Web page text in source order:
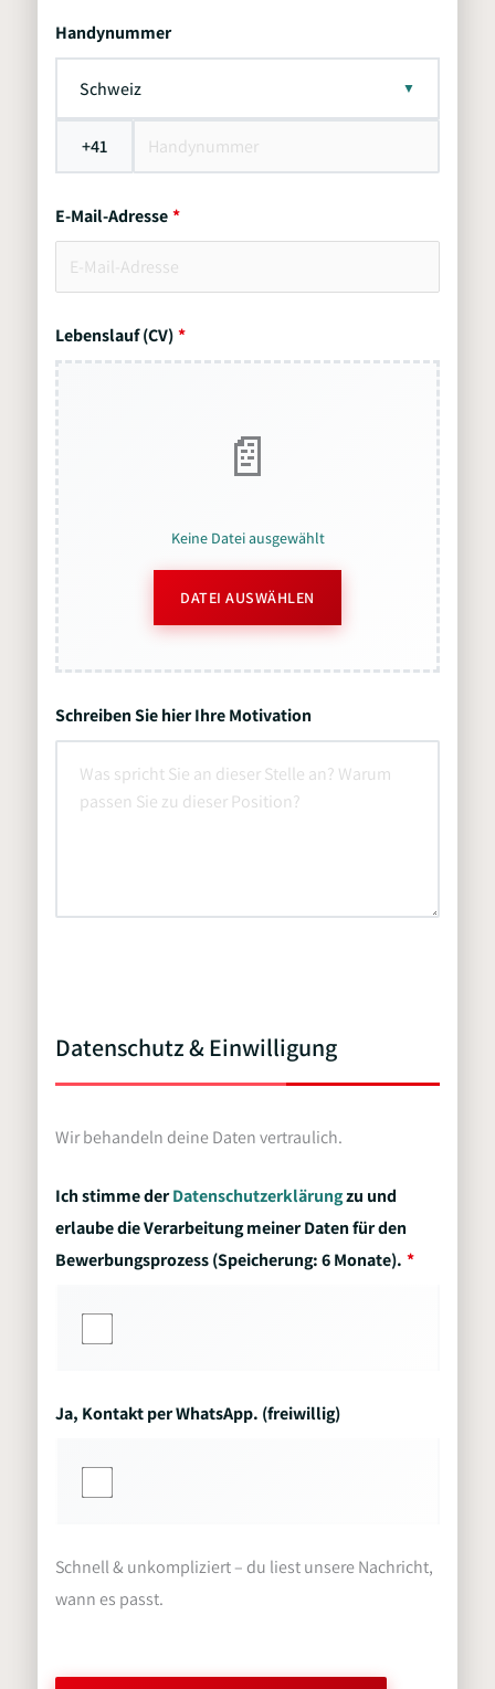
Handynummer
Schweiz
+41
E-Mail-Adresse
Lebenslauf (CV)
Keine Datei ausgewählt
DATEI AUSWÄHLEN
Schreiben Sie hier Ihre Motivation
Datenschutz & Einwilligung
Wir behandeln deine Daten vertraulich.
Ich stimme derDatenschutzerklärungzu und
erlaube die Verarbeitung meiner Daten für den
Bewerbungsprozess (Speicherung: 6 Monate).
Ja, Kontakt per WhatsApp. (freiwillig)
Schnell & unkompliziert – du liest unsere Nachricht,
wann es passt.